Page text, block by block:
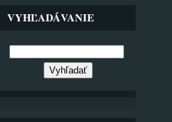
VYHĽADÁVANIE